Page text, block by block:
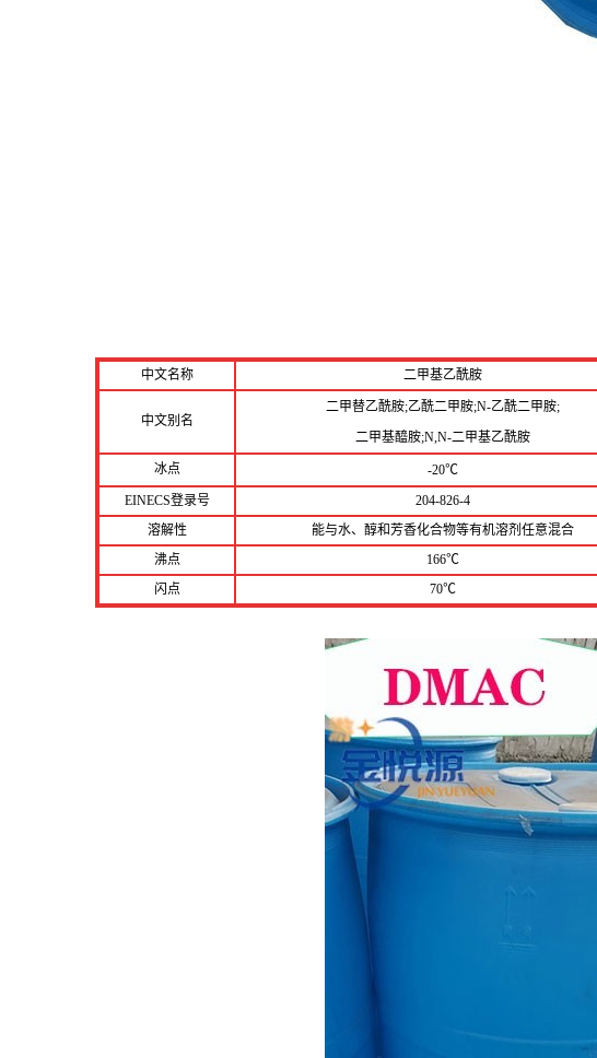
中文名称 二甲基乙酰胺
中文别名
二甲替乙酰胺;乙酰二甲胺;N-乙酰二甲胺;
二甲基醯胺;N,N-二甲基乙酰胺
冰点 -20℃
EINECS登录号 204-826-4
溶解性
能与水、醇和芳香化合物等有机溶剂任意混合
沸点
166℃
闪点
70℃